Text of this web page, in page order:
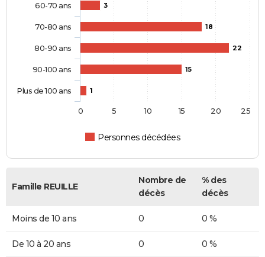
3
18
22
15
1
Personnes décédées
60-70 ans
70-80 ans
80-90 ans
90-100 ans
Plus de 100 ans
0 5 10 15 20 25
Famille REUILLE
Nombre de
décès
% des
décès
Moins de 10 ans 0 0 %
De 10 à 20 ans 0 0 %